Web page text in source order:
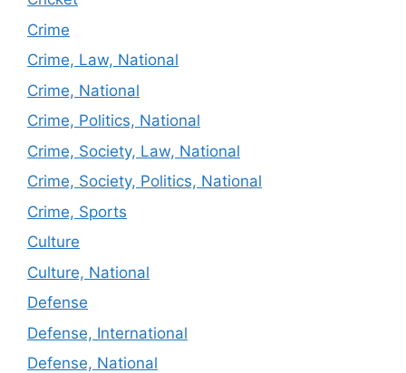
Crime
Crime, Law, National
Crime, National
Crime, Politics, National
Crime, Society, Law, National
Crime, Society, Politics, National
Crime, Sports
Culture
Culture, National
Defense
Defense, International
Defense, National